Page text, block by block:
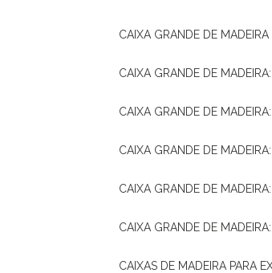
CAIXA GRANDE DE
CAIXA GRANDE DE
CAIXA GRANDE DE
CAIXA GRANDE DE
CAIXA GRANDE DE
CAIXA GRANDE DE
CAIXAS DE MADEIRA PARA